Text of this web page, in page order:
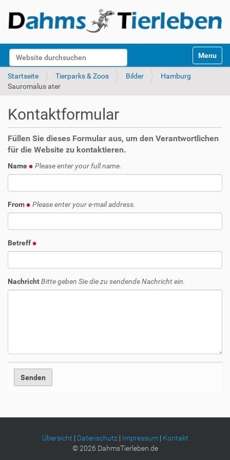
Website durchsuchen
k
Toggle
Startseite Tierparks & Zoos Bilder
Hamburg
Sauromalus ater
Kontaktformular
Füllen Sie dieses Formular aus, um den Verantwortlichen
für die Website zu kontaktieren.
Name Please enter your full name.
From Please enter your e-mail address.
Betreff
NachrichtBitte geben Sie die zu sendende Nachricht ein.
Übersicht | Datenschutz| Impressum| Kontakt
©2026 DahmsTierleben.de